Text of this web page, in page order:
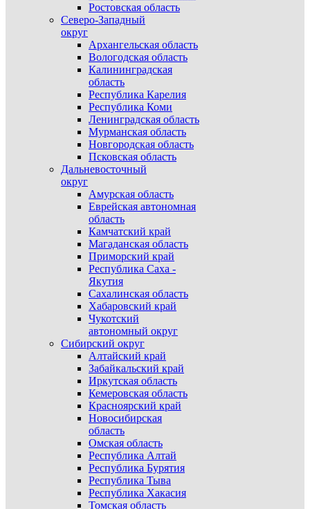
Ростовская область
Северо-Западный
округ
Архангельская область
Вологодская область
Калининградская
область
Республика Карелия
Республика Коми
Ленинградская область
Мурманская область
Новгородская область
Псковская область
Дальневосточный
округ
Амурская область
Еврейская автономная
область
Камчатский край
Магаданская область
Приморский край
Республика Саха -
Якутия
Сахалинская область
Хабаровский край
Чукотский
автономный округ
Сибирский округ
Алтайский край
Забайкальский край
Иркутская область
Кемеровская область
Красноярский край
Новосибирская
область
Омская область
Республика Алтай
Республика Бурятия
Республика Тыва
Республика Хакасия
Томская область